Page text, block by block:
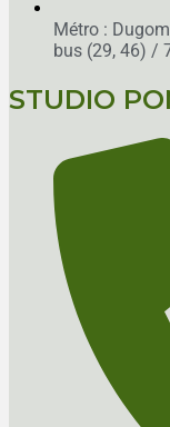
Métro :
bus (29, 46) /
STUDIO